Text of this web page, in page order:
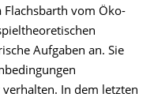
Flachsbarth vom Öko-
Aufgaben an. Sie
In dem letzten